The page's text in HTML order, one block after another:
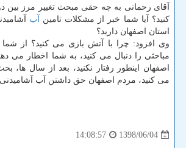
آقای رحمانی به چه حقی مبحث تغییر مرز بین
كنید؟ آیا شما خبر از مشكلات تامین آب
استان اصفهان دارید؟
وی افزود: چرا با آتش بازی می كنید؟ از
مباحثی را دنبال می كنید، به شما اخطار می
اصفهان اینطور رفتار نكنید، بعد از سال ها،
می كنید، مردم اصفهان حق داشتن آب آشامیدنی
1398/06/04
14:08:57